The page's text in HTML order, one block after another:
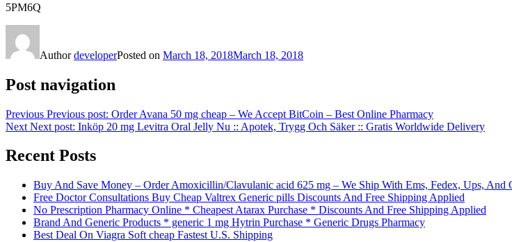
5PM6Q
AuthordeveloperPosted on March 18, 2018March 18, 2018
Post navigation
Previous Previous post: Order Avana 50 mg cheap – We Accept BitCoin – Best Online Pharmacy
Next Next post: Inköp 20 mg Levitra Oral Jelly Nu :: Apotek, Trygg Och Säker :: Gratis Worldwide Delivery
Recent Posts
Buy And Save Money – Order Amoxicillin/Clavulanic acid 625 mg – We Ship With Ems, Fedex, Ups, And
Free Doctor Consultations Buy Cheap Valtrex Generic pills Discounts And Free Shipping Applied
No Prescription Pharmacy Online * Cheapest Atarax Purchase * Discounts And Free Shipping Applied
Brand And Generic Products * generic 1 mg Hytrin Purchase * Generic Drugs Pharmacy
Best Deal On Viagra Soft cheap Fastest U.S. Shipping